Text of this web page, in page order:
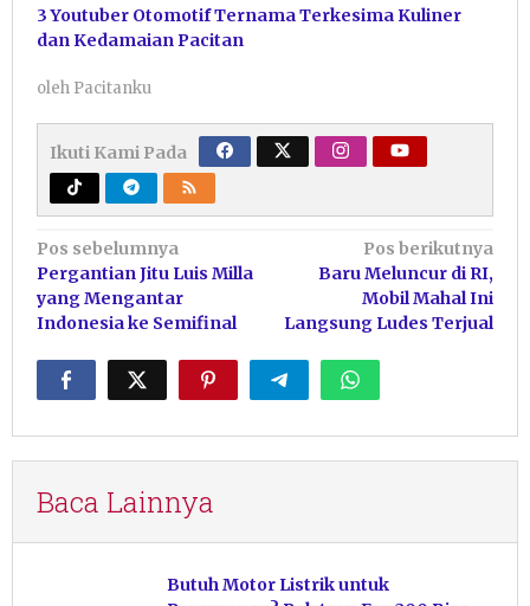
3 Youtuber Otomotif Ternama Terkesima Kuliner
dan Kedamaian Pacitan
oleh Pacitanku
Ikuti Kami Pada
Navigasi
pos
Pos sebelumnya
Pergantian Jitu Luis Milla
yang Mengantar
Indonesia ke Semifinal
Pos berikutnya
Baru Meluncur di RI,
Mobil Mahal Ini
Langsung Ludes Terjual
Baca Lainnya
Butuh Motor Listrik untuk